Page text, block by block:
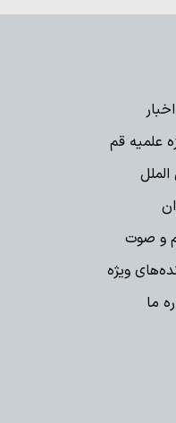
علمیه قم
و صوت
ویژه
ما